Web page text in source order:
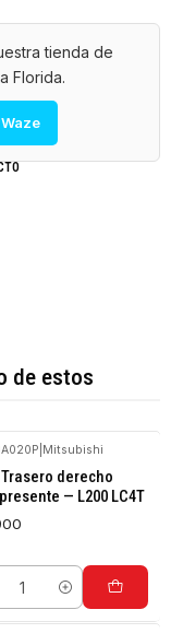
tienda de
Florida.
de estos
Mitsubishi
derecho
— L200 LC4T